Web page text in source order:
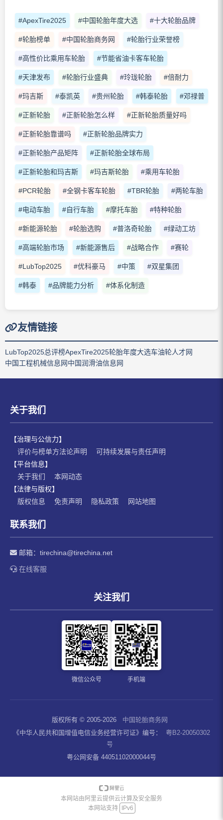
#ApexTire2025 #中国轮胎年度大选 #十大轮胎品牌
#轮胎榜单 #中国轮胎商务网 #轮胎行业荣誉榜
#高性价比乘用车轮胎 #节能省油卡客车轮胎
#天津发布 #轮胎行业盛典 #玲珑轮胎 #倍耐力
#玛吉斯 #泰凯英 #贵州轮胎 #韩泰轮胎 #邓禄普
#正新轮胎 #正新轮胎怎么样 #正新轮胎质量好吗
#正新轮胎靠谱吗 #正新轮胎品牌实力
#正新轮胎产品矩阵 #正新轮胎全球布局
#正新轮胎和玛吉斯 #玛吉斯轮胎 #乘用车轮胎
#PCR轮胎 #全钢卡客车轮胎 #TBR轮胎 #两轮车胎
#电动车胎 #自行车胎 #摩托车胎 #特种轮胎
#新能源轮胎 #轮胎选购 #普洛奇轮胎 #绿动工坊
#高端轮胎市场 #新能源售后 #战略合作 #赛轮
#LubTop2025 #优科豪马 #中策 #双星集团
#韩泰 #品牌能力分析 #体系化制造
友情链接
LubTop2025总评榜ApexTire2025轮胎年度大选车油轮人才网
中国工程机械信息网中国润滑油信息网
关于我们
【治理与公信力】
评价与榜单方法论声明
可持续发展与责任声明
【平台信息】
关于我们
本网动态
【法律与版权】
版权信息
免责声明 隐私政策 网站地图
联系我们
邮箱： tirechina@tirechina.net
在线客服
关注我们
微信公众号 手机端
版权所有 © 2005-2026
中国轮胎商务网
《中华人民共和国增值电信业务经营许可证》编号：
粤B2-20050302
号
粤公网安备 44051102000044号
本网站由阿里云提供云计算及安全服务
本网站支持 IPv6